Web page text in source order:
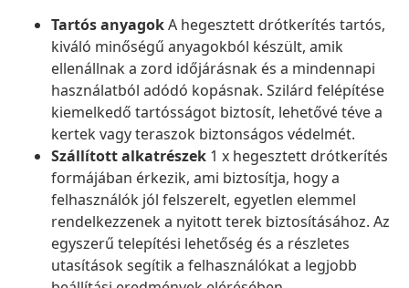
Tartós anyagokA hegesztett drótkerítés tartós,
kiváló minőségű anyagokból készült, amik
ellenállnak a zord időjárásnak és a mindennapi
használatból adódó kopásnak. Szilárd felépítése
kiemelkedő tartósságot biztosít, lehetővé téve a
kertek vagy teraszok biztonságos védelmét.
Szállított alkatrészek 1 x hegesztett drótkerítés
formájában érkezik, ami biztosítja, hogy a
felhasználók jól felszerelt, egyetlen elemmel
rendelkezzenek a nyitott terek biztosításához. Az
egyszerű telepítési lehetőség és a részletes
utasítások segítik a felhasználókat a legjobb